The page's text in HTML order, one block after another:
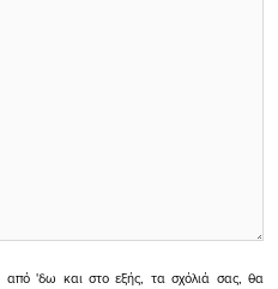
από 'δω και στο εξής, τα σχόλιά σας, θα